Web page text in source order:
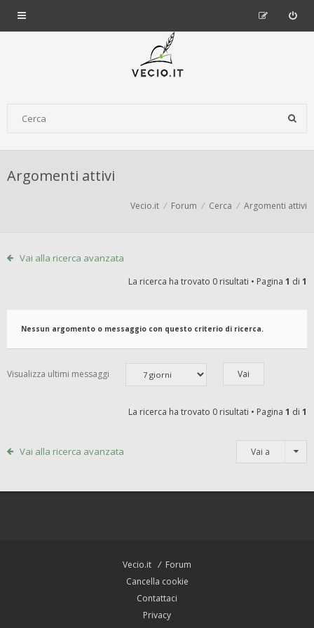
Argomenti attivi
Vecio.it Forum Cerca Argomenti attivi
Vai alla ricerca avanzata
La ricerca ha trovato 0 risultati • Pagina 1 di 1
Nessun argomento o messaggio con questo criterio di ricerca.
Visualizza ultimi messaggi
La ricerca ha trovato 0 risultati • Pagina 1 di 1
Vai alla ricerca avanzata Vai a
Vecio.it
Forum
Cancella cookie
Contattaci
Privacy